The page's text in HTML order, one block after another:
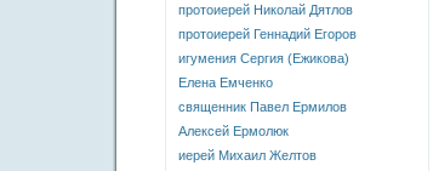
протоиерей Николай Дятлов
протоиерей Геннадий Егоров
игумения Сергия (Ежикова)
Елена Емченко
священник Павел Ермилов
Алексей Ермолюк
иерей Михаил Желтов